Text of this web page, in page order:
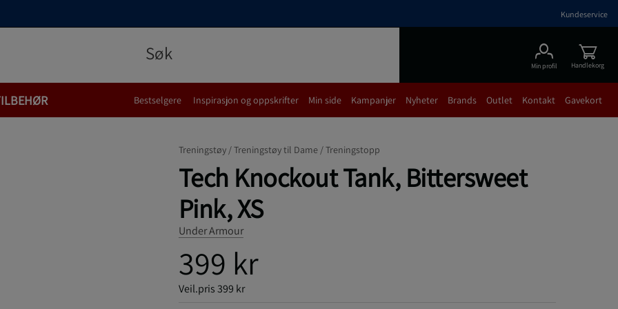
Kundeservice
Min profil Handlekorg
Bestselgere Inspirasjon og oppskrifter Min side Kampanjer Nyheter Brands Outlet Kontakt Gavekort
Treningstøy /Treningstøy til Dame /Treningstopp
Tech Knockout Tank, Bittersweet
Pink, XS
Under Armour
399 kr
Veil.pris399 kr